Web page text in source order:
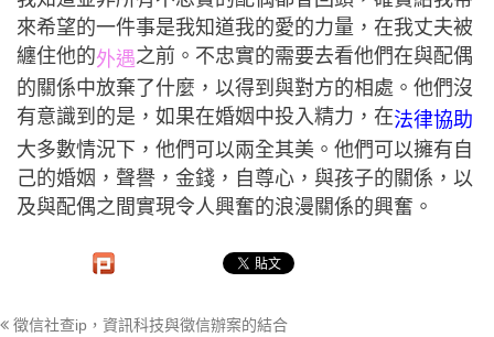
來希望的一件事是我知道我的愛的力量，在我丈夫被
纏住他的外遇之前。不忠實的需要去看他們在與配偶
的關係中放棄了什麼，以得到與對方的相處。他們沒
有意識到的是，如果在婚姻中投入精力，在法律協助
大多數情況下，他們可以兩全其美。他們可以擁有自
己的婚姻，聲譽，金錢，自尊心，與孩子的關係，以
及與配偶之間實現令人興奮的浪漫關係的興奮。
徵信社查ip，資訊科技與徵信辦案的結合